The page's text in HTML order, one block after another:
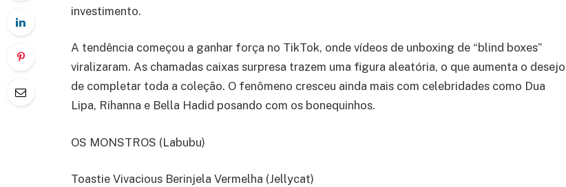
investimento.
A tendência começou a ganhar força no TikTok, onde vídeos de unboxing de “blind boxes”
viralizaram. As chamadas caixas surpresa trazem uma figura aleatória, o que aumenta o desejo
de completar toda a coleção. O fenômeno cresceu ainda mais com celebridades como Dua
Lipa, Rihanna e Bella Hadid posando com os bonequinhos.
OS MONSTROS (Labubu)
Toastie Vivacious Berinjela Vermelha (Jellycat)